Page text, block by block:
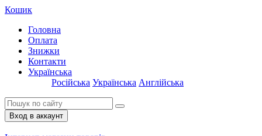
Кошик
Головна
Оплата
Знижки
Контакти
Українська
Російська Українська Англійська
Вход в аккаунт